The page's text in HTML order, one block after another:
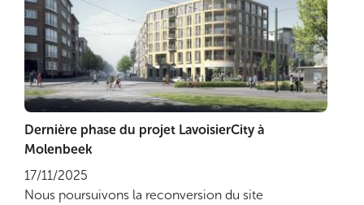
Lire plus
Dernière phase du projet LavoisierCity à
Molenbeek
17/11/2025
Nous poursuivons la reconversion du site